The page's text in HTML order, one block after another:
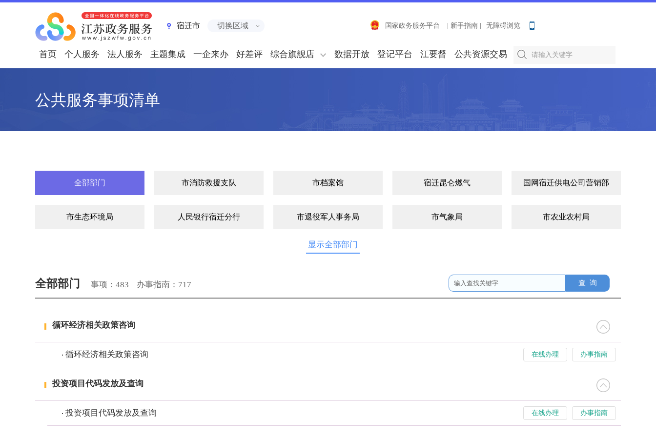
宿迁市 切换区域 国家政务服务平台 | 新手指南 | 无障碍浏览
首页 个人服务 法人服务 主题集成 一企来办 好差评 综合旗舰店 数据开放 登记平台 江要督 公共资源交易
公共服务事项清单
全部部门 市消防救援支队 市档案馆 宿迁昆仑燃气 国网宿迁供电公司营销部
市生态环境局 人民银行宿迁分行 市退役军人事务局 市气象局 市农业农村局
市档案局
市卫健委 市文广旅局 市交通运输局 市财政局
市住建局
市民宗局 市医保局
市公积金中心 江苏联合水务科技股份有限公司
显示全部部门
全部部门 事项：483 办事指南：717
循环经济相关政策咨询
循环经济相关政策咨询 在线办理 办事指南
投资项目代码发放及查询
投资项目代码发放及查询 在线办理 办事指南